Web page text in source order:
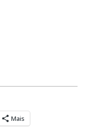
Mais